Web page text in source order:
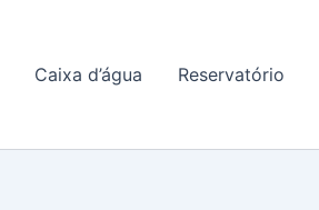
Caixa d’água Reservatório